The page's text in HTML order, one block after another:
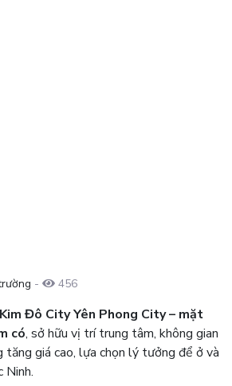
- 456
Đô City Yên Phong City – mặt
có, sở hữu vị trí trung tâm, không gian
tăng giá cao, lựa chọn lý tưởng để ở và
Ninh.